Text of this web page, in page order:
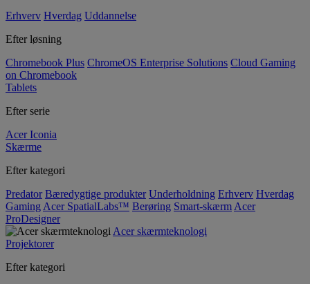
Erhverv Hverdag Uddannelse
Efter løsning
Chromebook Plus ChromeOS Enterprise Solutions Cloud Gaming
on Chromebook
Tablets
Efter serie
Acer Iconia
Skærme
Efter kategori
Predator Bæredygtige produkter Underholdning Erhverv Hverdag
Gaming Acer SpatialLabs™ Berøring Smart-skærm Acer
ProDesigner
Acer skærmteknologi
Projektorer
Efter kategori